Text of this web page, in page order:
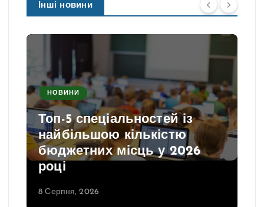
Інші новини
НОВИНИ
Топ-5 спеціальностей із
найбільшою кількістю
бюджетних місць у 2026
році
8 Серпня, 2026